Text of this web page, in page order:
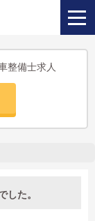
整備士求人
した。